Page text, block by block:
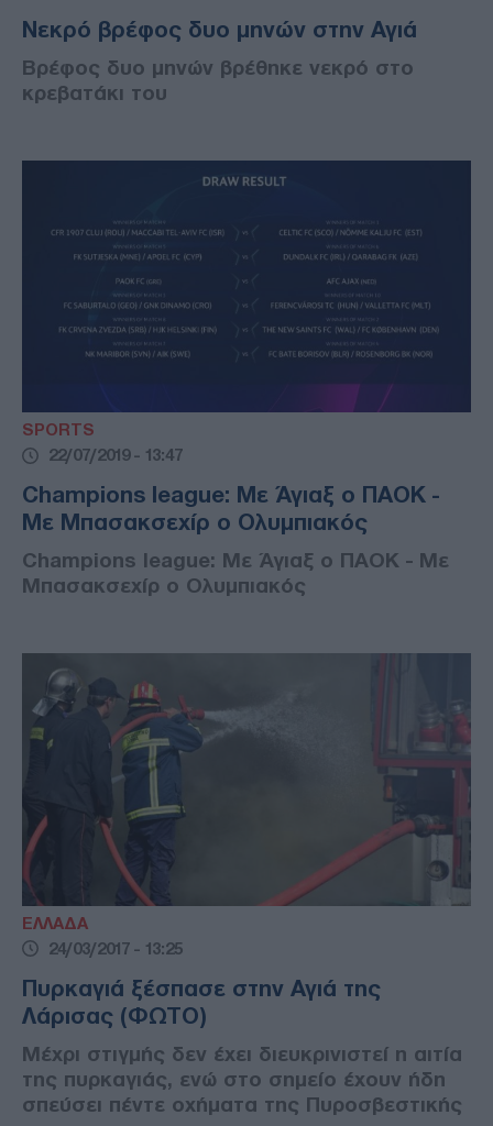
Νεκρό βρέφος δυο μηνών στην Αγιά
Βρέφος δυο μηνών βρέθηκε νεκρό στο
κρεβατάκι του
SPORTS
22/07/2019 - 13:47
Champions league: Με Άγιαξ ο ΠΑΟΚ -
Με Μπασακσεχίρ ο Ολυμπιακός
Champions league: Με Άγιαξ ο ΠΑΟΚ - Με
Μπασακσεχίρ ο Ολυμπιακός
ΕΛΛΑΔΑ
24/03/2017 - 13:25
Πυρκαγιά ξέσπασε στην Αγιά της
Λάρισας (ΦΩΤΟ)
Μέχρι στιγμής δεν έχει διευκρινιστεί η αιτία
της πυρκαγιάς, ενώ στο σημείο έχουν ήδη
σπεύσει πέντε οχήματα της Πυροσβεστικής